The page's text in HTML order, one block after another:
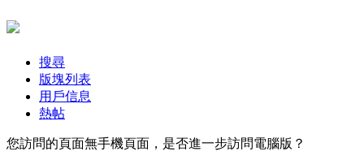
搜尋
版塊列表
用戶信息
熱帖
您訪問的頁面無手機頁面，是否進一步訪問電腦版？